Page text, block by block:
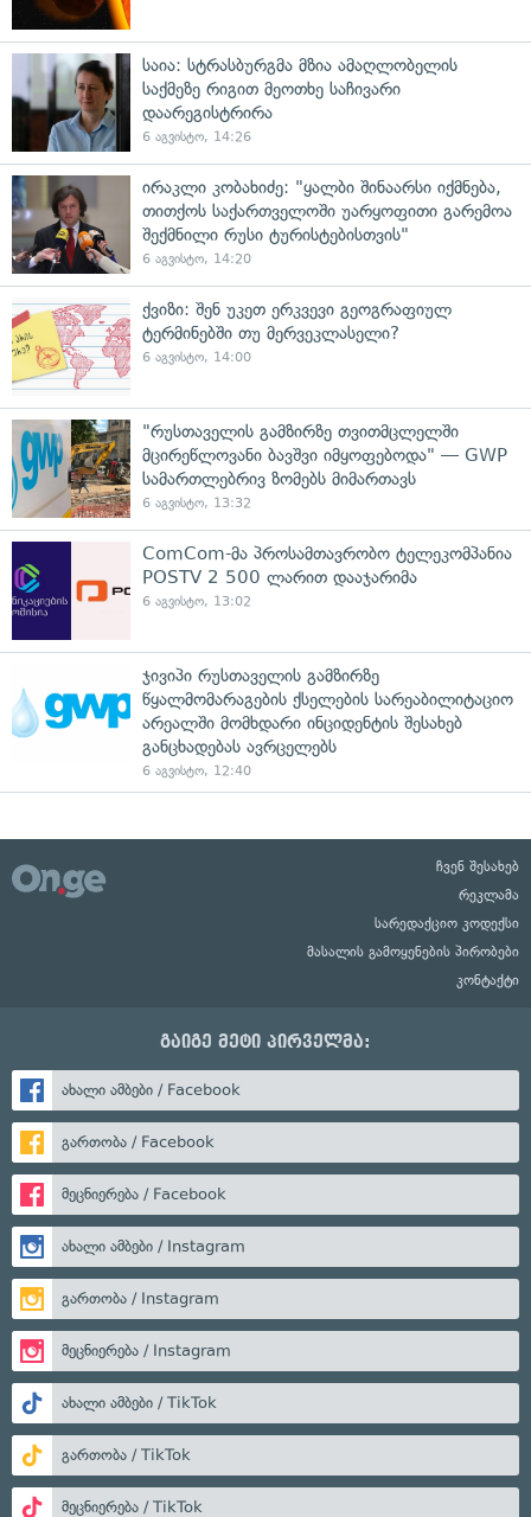
საია: სტრასბურგმა მზია ამაღლობელის
საქმეზე რიგით მეოთხე საჩივარი
დაარეგისტრირა
6 აგვისტო, 14:26
ირაკლი კობახიძე: "ყალბი შინაარსი იქმნება,
თითქოს საქართველოში უარყოფითი გარემოა
შექმნილი რუსი ტურისტებისთვის"
6 აგვისტო, 14:20
ქვიზი: შენ უკეთ ერკვევი გეოგრაფიულ
ტერმინებში თუ მერვეკლასელი?
6 აგვისტო, 14:00
"რუსთაველის გამზირზე თვითმცლელში
მცირეწლოვანი ბავშვი იმყოფებოდა" — GWP
სამართლებრივ ზომებს მიმართავს
6 აგვისტო, 13:32
ComCom-მა პროსამთავრობო ტელეკომპანია
POSTV 2 500 ლარით დააჯარიმა
6 აგვისტო, 13:02
ჯივიპი რუსთაველის გამზირზე
წყალმომარაგების ქსელების სარეაბილიტაციო
არეალში მომხდარი ინციდენტის შესახებ
განცხადებას ავრცელებს
6 აგვისტო, 12:40
ჩვენ შესახებ
რეკლამა
სარედაქციო კოდექსი
მასალის გამოყენების პირობები
კონტაქტი
გაიგე მეტი პირველმა:
ახალი ამბები / Facebook
გართობა / Facebook
მეცნიერება / Facebook
ახალი ამბები / Instagram
გართობა / Instagram
მეცნიერება / Instagram
ახალი ამბები / TikTok
გართობა / TikTok
მეცნიერება / TikTok